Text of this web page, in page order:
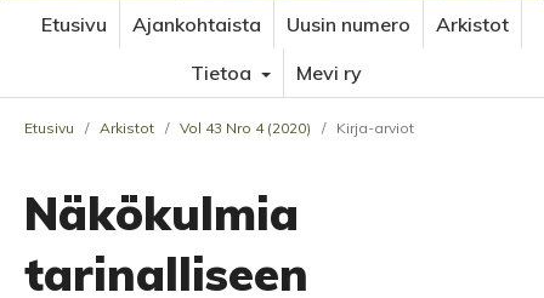
Etusivu Ajankohtaista Uusin numero
Arkistot
Tietoa
Mevi ry
Etusivu / Arkistot / Vol 43 Nro 4 (2020) / Kirja-arviot
Näkökulmia
tarinalliseen